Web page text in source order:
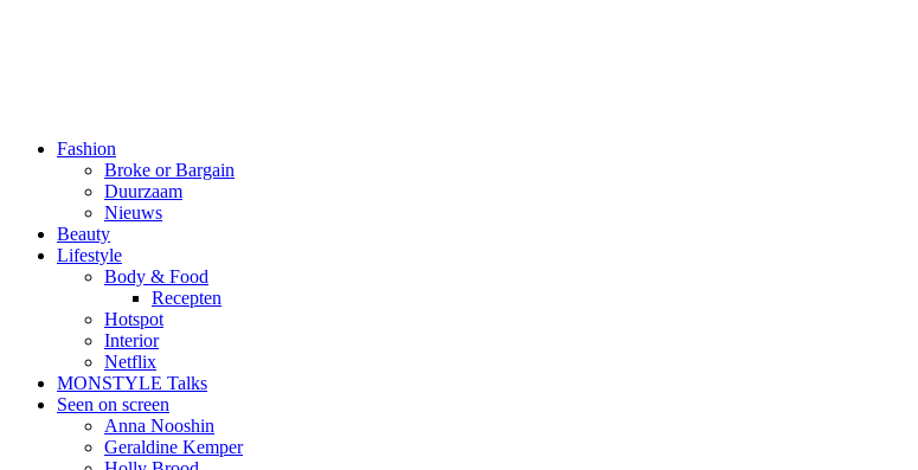
Fashion
Broke or Bargain
Duurzaam
Nieuws
Beauty
Lifestyle
Body & Food
Recepten
Hotspot
Interior
Netflix
MONSTYLE Talks
Seen on screen
Anna Nooshin
Geraldine Kemper